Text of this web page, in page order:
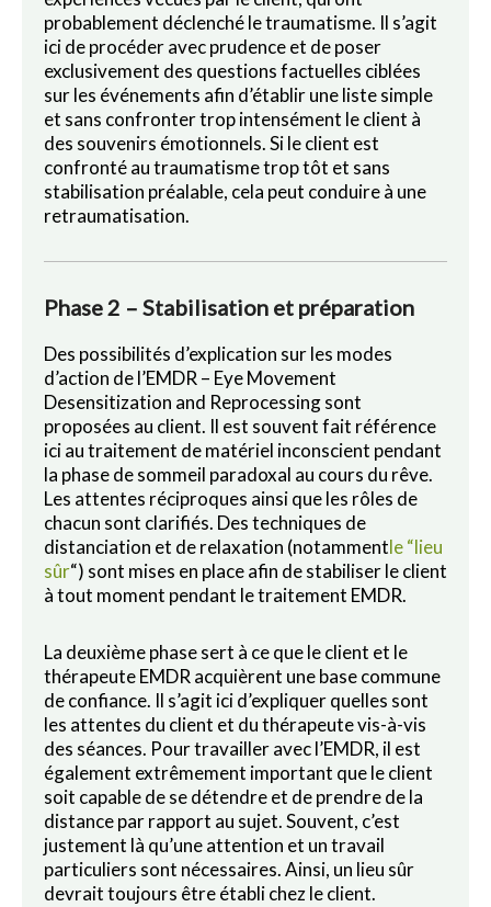
probablement déclenché le traumatisme. Il s’agit
ici de procéder avec prudence et de poser
exclusivement des questions factuelles ciblées
sur les événements afin d’établir une liste simple
et sans confronter trop intensément le client à
des souvenirs émotionnels. Si le client est
confronté au traumatisme trop tôt et sans
stabilisation préalable, cela peut conduire à une
retraumatisation.
Phase 2 – Stabilisation et préparation
Des possibilités d’explication sur les modes
d’action de l’EMDR – Eye Movement
Desensitization and Reprocessing sont
proposées au client. Il est souvent fait référence
ici au traitement de matériel inconscient pendant
la phase de sommeil paradoxal au cours du rêve.
Les attentes réciproques ainsi que les rôles de
chacun sont clarifiés. Des techniques de
distanciation et de relaxation (notammentle “lieu
sûr“) sont mises en place afin de stabiliser le client
à tout moment pendant le traitement EMDR.
La deuxième phase sert à ce que le client et le
thérapeute EMDR acquièrent une base commune
de confiance. Il s’agit ici d’expliquer quelles sont
les attentes du client et du thérapeute vis-à-vis
des séances. Pour travailler avec l’EMDR, il est
également extrêmement important que le client
soit capable de se détendre et de prendre de la
distance par rapport au sujet. Souvent, c’est
justement là qu’une attention et un travail
particuliers sont nécessaires. Ainsi, un lieu sûr
devrait toujours être établi chez le client.